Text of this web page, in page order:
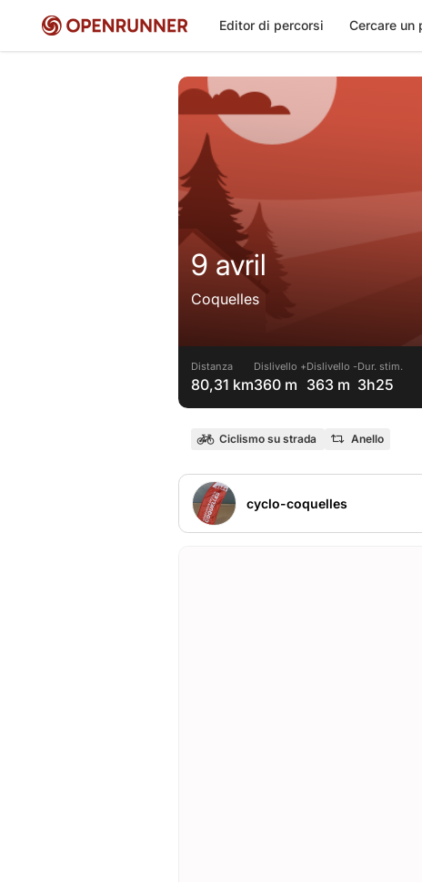
Editor di percorsi Cercare un
9 avril
Coquelles
Distanza
80,31 km
Dislivello +
360 m
Dislivello -
363 m
Dur. stim.
3h25
Ciclismo su strada Anello
cyclo-coquelles